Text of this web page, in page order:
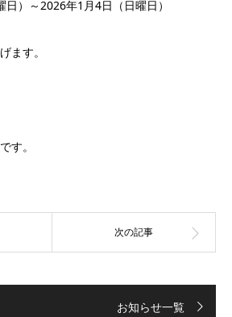
）～2026年1月4日（日曜日）
ます。
す。
お知らせ一覧